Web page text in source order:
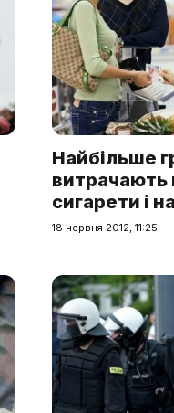
Найбільше
витрачають
сигарети і
18 червня 2012, 11:25